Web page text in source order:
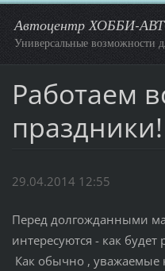
Автоцентр ХОББИ-
Универсальные возможности
Работаем
праздники!
29.04.2014 12:55
Перед долгожданными
интересуются - как
Как обычно ,